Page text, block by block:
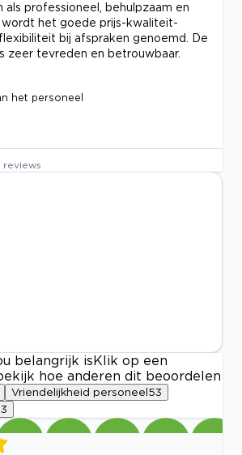
professioneel, behulpzaam en
wordt het goede prijs-kwaliteit-
bij afspraken genoemd. De
zeer tevreden en betrouwbaar.
het personeel
reviews
belangrijk is Klik op een
hoe anderen dit beoordelen
Vriendelijkheid personeel 53